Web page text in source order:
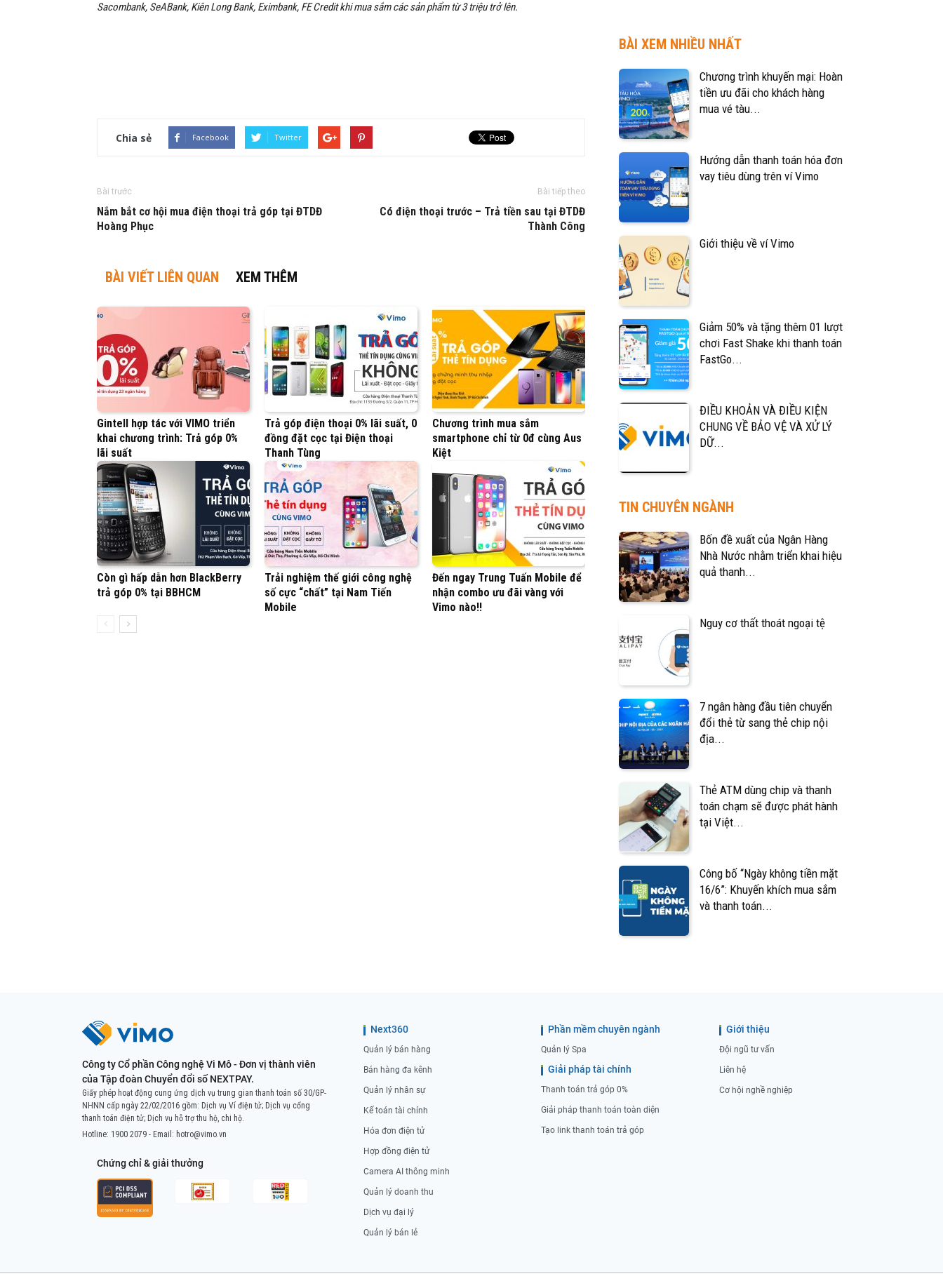
Sacombank, SeABank, Kiên Long Bank, Eximbank, FE Credit khi mua sắm các sản phẩm từ 3 triệu trở lên.
Chia sẻ Facebook Twitter
Bài trước
Nắm bắt cơ hội mua điện thoại trả góp tại ĐTDĐ
Hoàng Phục
Bài tiếp theo
Có điện thoại trước – Trả tiền sau tại ĐTDĐ
Thành Công
BÀI VIẾT LIÊN QUAN XEM THÊM
Gintell hợp tác với VIMO triển
khai chương trình: Trả góp 0%
lãi suất
Trả góp điện thoại 0% lãi suất, 0
đồng đặt cọc tại Điện thoại
Thanh Tùng
Chương trình mua sắm
smartphone chỉ từ 0đ cùng Aus
Kiệt
Còn gì hấp dẫn hơn BlackBerry
trả góp 0% tại BBHCM
Trải nghiệm thế giới công nghệ
số cực “chất” tại Nam Tiến
Mobile
Đến ngay Trung Tuấn Mobile để
nhận combo ưu đãi vàng với
Vimo nào!!
BÀI XEM NHIỀU NHẤT
Chương trình khuyến mại: Hoàn
tiền ưu đãi cho khách hàng
mua vé tàu...
Hướng dẫn thanh toán hóa đơn
vay tiêu dùng trên ví Vimo
Giới thiệu về ví Vimo
Giảm 50% và tặng thêm 01 lượt
chơi Fast Shake khi thanh toán
FastGo...
ĐIỀU KHOẢN VÀ ĐIỀU KIỆN
CHUNG VỀ BẢO VỆ VÀ XỬ LÝ
DỮ...
TIN CHUYÊN NGÀNH
Bốn đề xuất của Ngân Hàng
Nhà Nước nhằm triển khai hiệu
quả thanh...
Nguy cơ thất thoát ngoại tệ
7 ngân hàng đầu tiên chuyển
đổi thẻ từ sang thẻ chip nội
địa...
Thẻ ATM dùng chip và thanh
toán chạm sẽ được phát hành
tại Việt...
Công bố “Ngày không tiền mặt
16/6”: Khuyến khích mua sắm
và thanh toán...
Công ty Cổ phần Công nghệ Vi Mô - Đơn vị thành viên
của Tập đoàn Chuyển đổi số NEXTPAY.
Giấy phép hoạt động cung ứng dịch vụ trung gian thanh toán số 30/GP-
NHNN cấp ngày 22/02/2016 gồm: Dịch vụ Ví điện tử; Dịch vụ cổng
thanh toán điện tử; Dịch vụ hỗ trợ thu hộ, chi hộ.
Hotline: 1900 2079 - Email: hotro@vimo.vn
Chứng chỉ & giải thưởng
Next360
Quản lý bán hàng
Bán hàng đa kênh
Quản lý nhân sự
Kế toán tài chính
Hóa đơn điện tử
Hợp đồng điện tử
Camera AI thông minh
Quản lý doanh thu
Dịch vụ đại lý
Quản lý bán lẻ
Phần mềm chuyên ngành
Quản lý Spa
Giải pháp tài chính
Thanh toán trả góp 0%
Giải pháp thanh toán toàn diện
Tạo link thanh toán trả góp
Giới thiệu
Đội ngũ tư vấn
Liên hệ
Cơ hội nghề nghiệp